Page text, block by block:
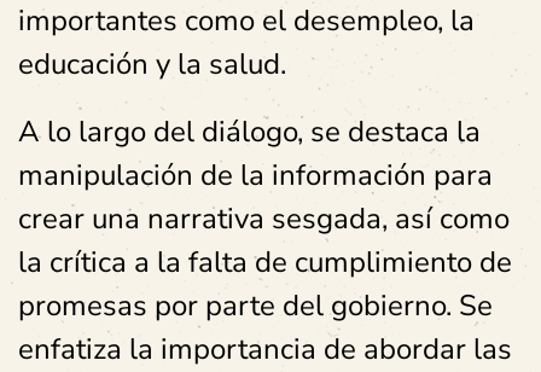
importantes como el desempleo, la
educación y la salud.
A lo largo del diálogo, se destaca la
manipulación de la información para
crear una narrativa sesgada, así como
la crítica a la falta de cumplimiento de
promesas por parte del gobierno. Se
enfatiza la importancia de abordar las